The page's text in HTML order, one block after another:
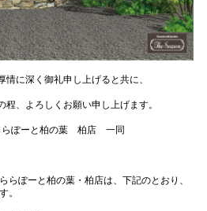
情に深く御礼申し上げると共に、
程、よろしくお願い申し上げます。
らぽーと柏の葉 柏店 一同
らぽーと柏の葉・柏店は、下記のとおり、
。